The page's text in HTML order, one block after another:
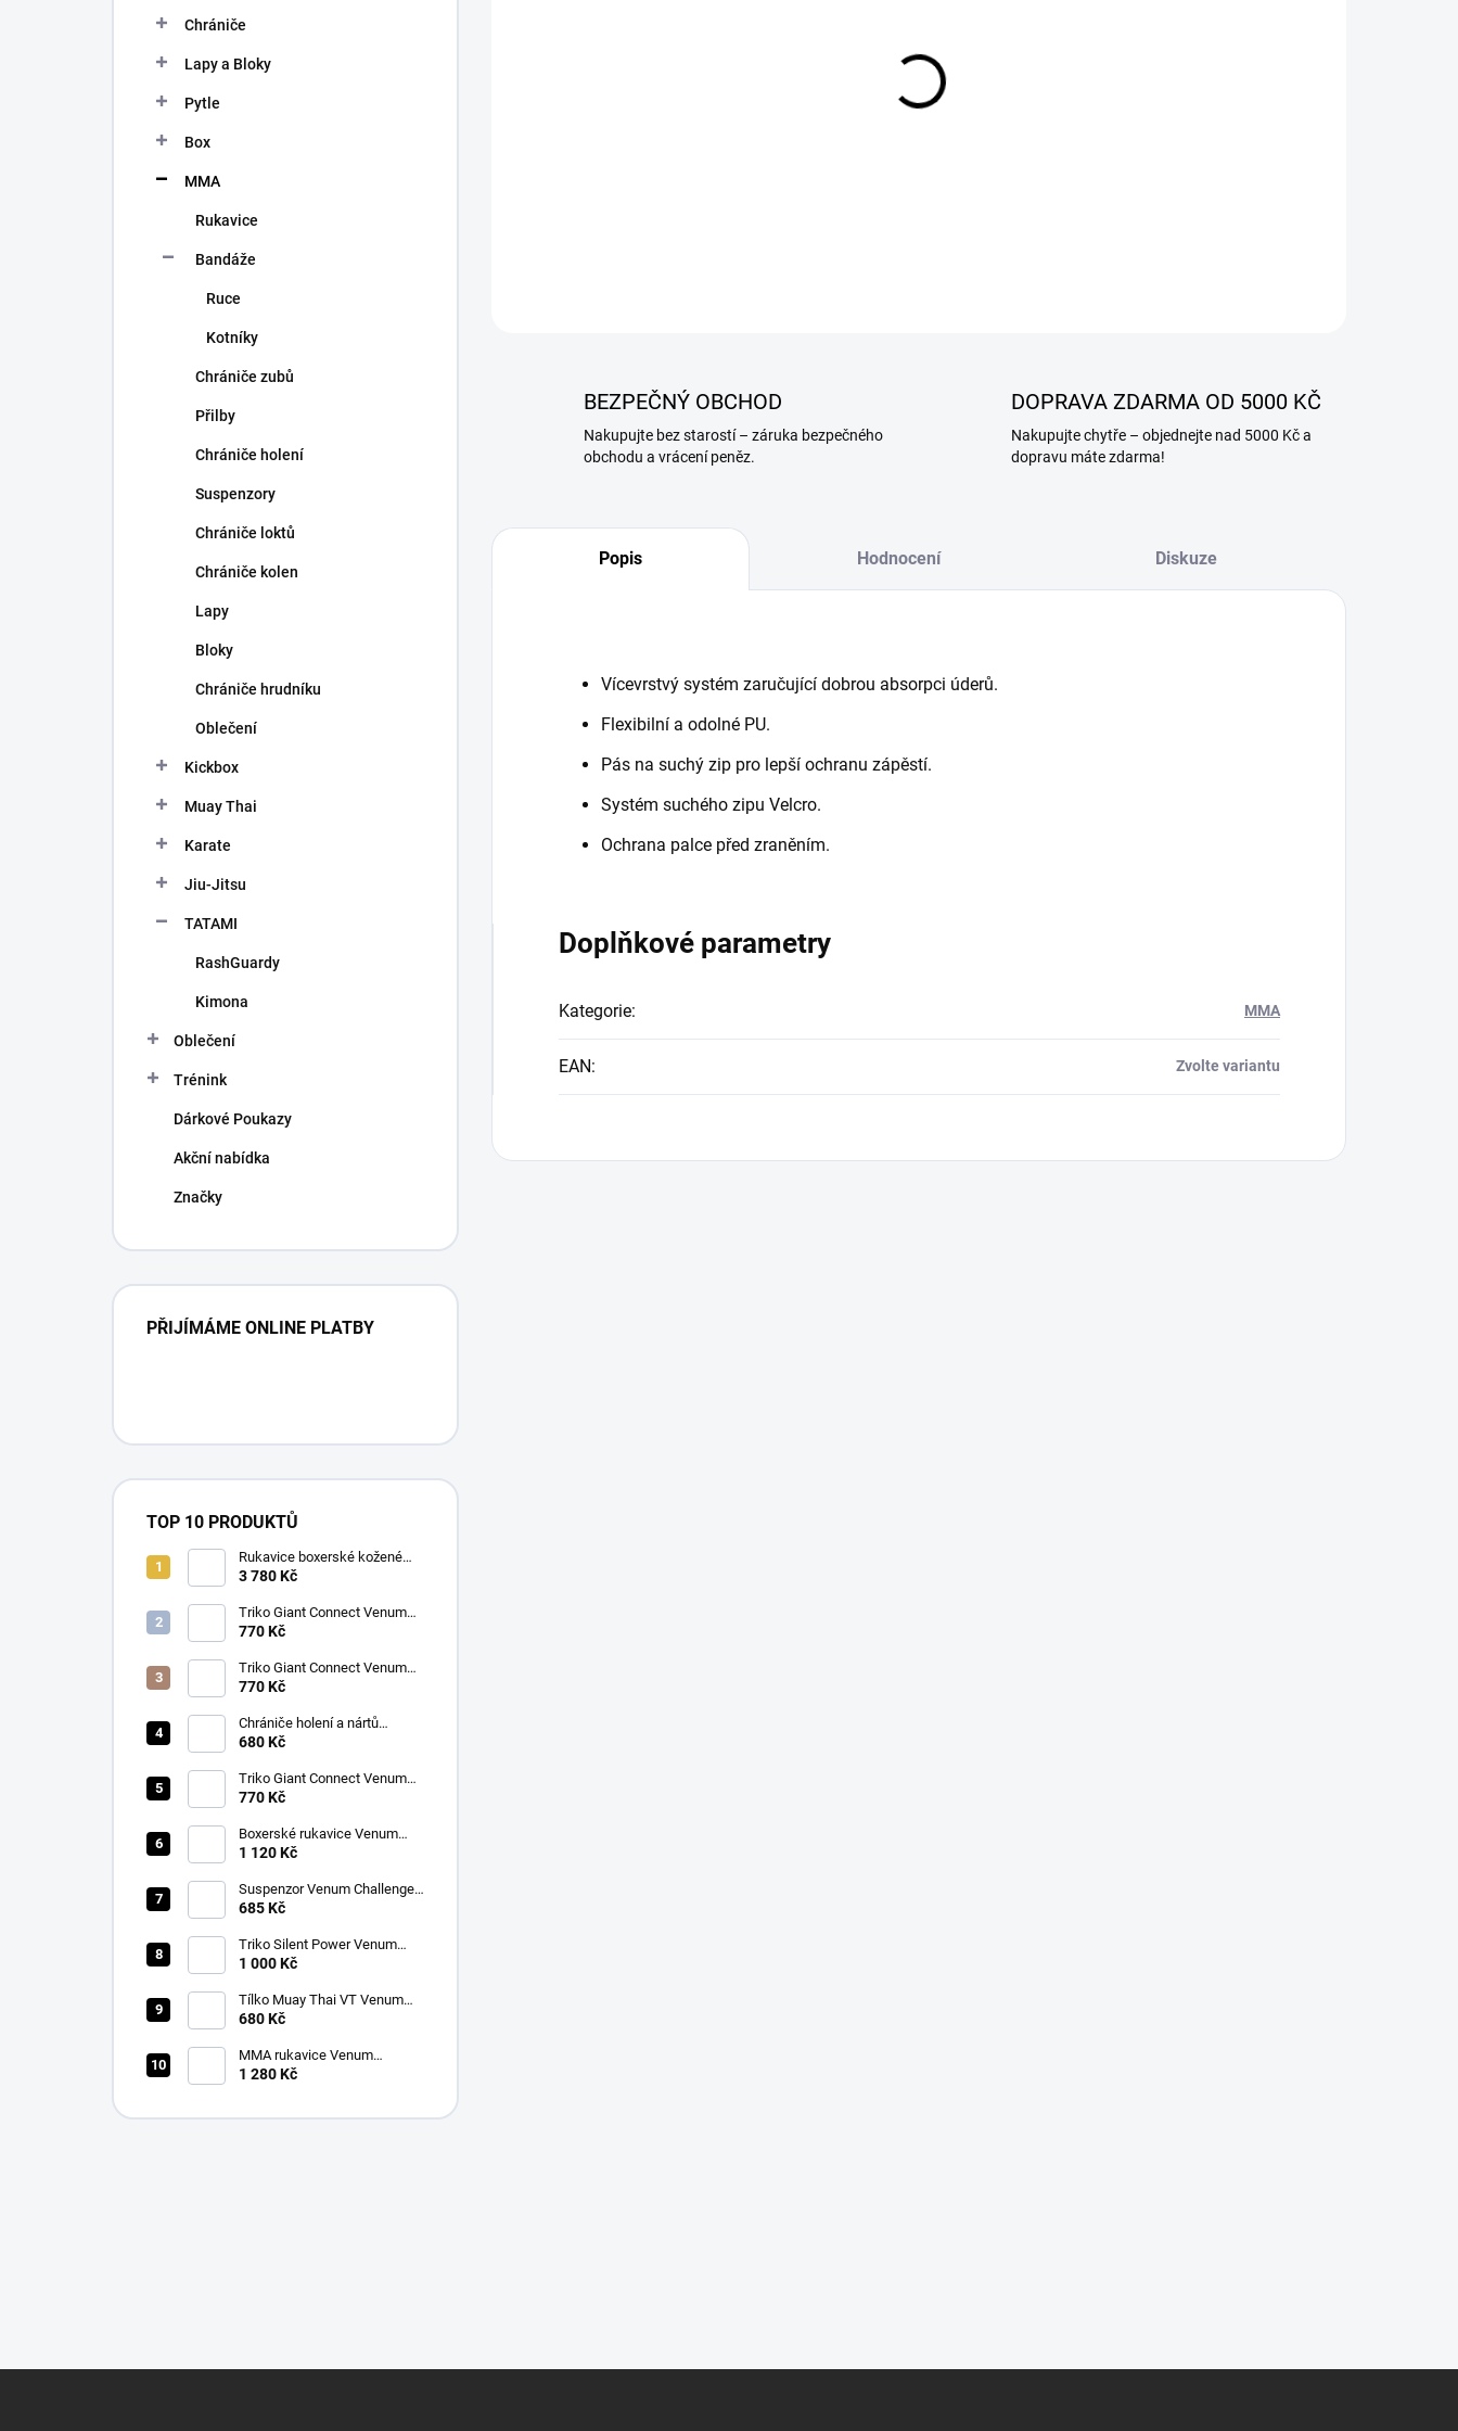
Chrániče
Lapy a Bloky
Pytle
Box
MMA
Rukavice
Bandáže
Ruce
Kotníky
Chrániče zubů
Přilby
Chrániče holení
Suspenzory
Chrániče loktů
Chrániče kolen
Lapy
Bloky
Chrániče hrudníku
Oblečení
Kickbox
Muay Thai
Karate
Jiu-Jitsu
TATAMI
RashGuardy
Kimona
Oblečení
Trénink
Dárkové Poukazy
Akční nabídka
Značky
PŘIJÍMÁME ONLINE PLATBY
TOP 10 PRODUKTŮ
Rukavice boxerské kožené
Twins BGVL 3 modré
3 780 Kč
Triko Giant Connect Venum
modré
770 Kč
Triko Giant Connect Venum
oranžové
770 Kč
Chrániče holení a nártů
Venum Kontact černá/stříbrná
680 Kč
Triko Giant Connect Venum
zelené
770 Kč
Boxerské rukavice Venum
CONTENDER 1.5 XT
1 120 Kč
Suspenzor Venum Challenger
bílý
685 Kč
Triko Silent Power Venum
vínové
1 000 Kč
Tílko Muay Thai VT Venum
černé
680 Kč
MMA rukavice Venum
Challenger 3.0 Sparring
1 280 Kč
BEZPEČNÝ OBCHOD
Nakupujte bez starostí – záruka bezpečného
obchodu a vrácení peněz.
DOPRAVA ZDARMA OD 5000 KČ
Nakupujte chytře – objednejte nad 5000 Kč a
dopravu máte zdarma!
Popis Hodnocení Diskuze
Vícevrstvý systém zaručující dobrou absorpci úderů.
Flexibilní a odolné PU.
Pás na suchý zip pro lepší ochranu zápěstí.
Systém suchého zipu Velcro.
Ochrana palce před zraněním.
Doplňkové parametry
Kategorie: MMA
EAN: Zvolte variantu